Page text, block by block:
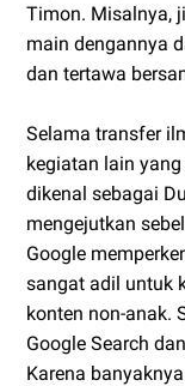
Timon. Misalnya,
main dengannya
dan tertawa
Selama transfer
kegiatan lain
dikenal sebagai
mengejutkan
Google
sangat adil untuk
konten non-anak.
Google Search
Karena